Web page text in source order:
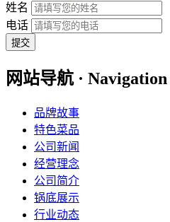
姓名
电话
提交
网站导航 · Navigation
品牌故事
特色菜品
公司新闻
经营理念
公司简介
锅底展示
行业动态